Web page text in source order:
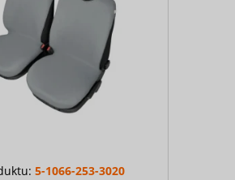
5-1066-253-3020